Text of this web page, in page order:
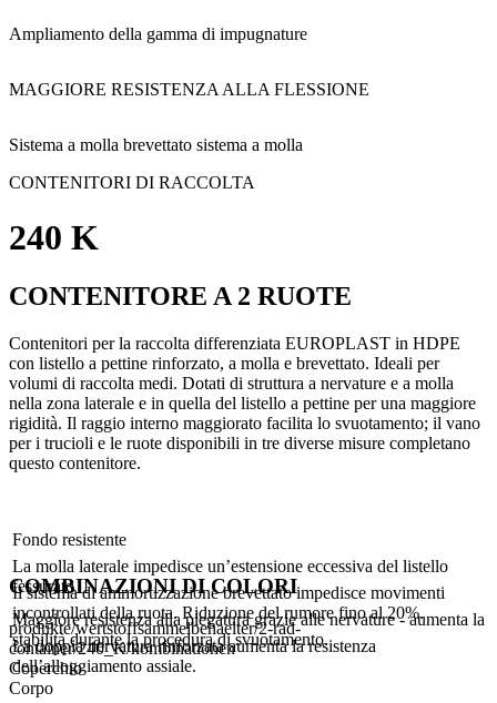
Ampliamento della gamma di impugnature
MAGGIORE RESISTENZA ALLA FLESSIONE
Sistema a molla brevettato sistema a molla
CONTENITORI DI RACCOLTA
240 K
CONTENITORE A 2 RUOTE
Contenitori per la raccolta differenziata EUROPLAST in HDPE
con listello a pettine rinforzato, a molla e brevettato. Ideali per
volumi di raccolta medi. Dotati di struttura a nervature e a molla
nella zona laterale e in quella del listello a pettine per una maggiore
rigidità. Il raggio interno maggiorato facilita lo svuotamento; il vano
per i trucioli e le ruote disponibili in tre diverse misure completano
questo contenitore.
Fondo resistente
La molla laterale impedisce un’estensione eccessiva del listello
fessurato
Il sistema di ammortizzazione brevettato impedisce movimenti
incontrollati della ruota. Riduzione del rumore fino al 20%.
Maggiore resistenza alla piegatura grazie alle nervature - aumenta la
stabilità durante la procedura di svuotamento.
La doppia nervatura rinforzata aumenta la resistenza
dell’alloggiamento assiale.
COMBINAZIONI DI COLORI
produkte/wertstoffsammelbehaelter/2-rad-
container/240_K/kombinationen
Coperchio
Corpo